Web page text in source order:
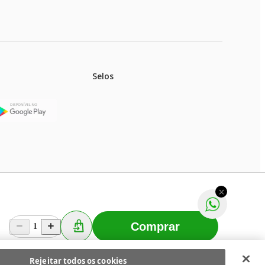
1 Comprar
Selos
na rede de lojas físicas.
prévio. Fast Shop S. A. CNPJ: 43.708.379/0001-
Fast Shop - Todos os direitos reservadosRF
Selecionar os Cookies
Rejeitar todos os cookies